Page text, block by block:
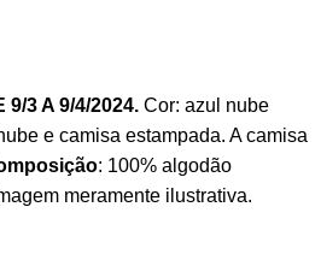
9/3 A 9/4/2024. Cor: azul nube
e camisa estampada. A camisa
: 100% algodão
meramente ilustrativa.